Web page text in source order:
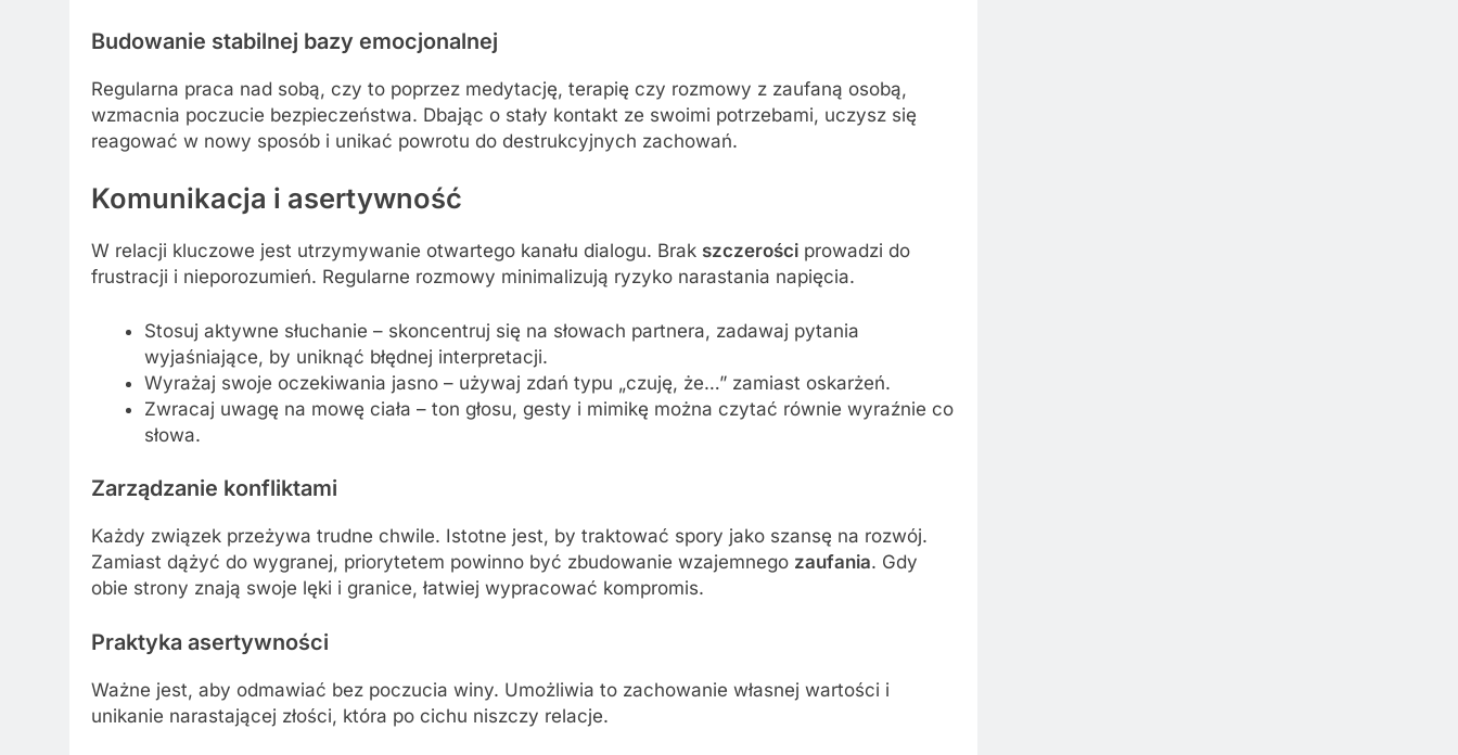
Budowanie stabilnej bazy emocjonalnej
Regularna praca nad sobą, czy to poprzez medytację, terapię czy rozmowy z zaufaną osobą,
wzmacnia poczucie bezpieczeństwa. Dbając o stały kontakt ze swoimi potrzebami, uczysz się
reagować w nowy sposób i unikać powrotu do destrukcyjnych zachowań.
Komunikacja i asertywność
W relacji kluczowe jest utrzymywanie otwartego kanału dialogu. Brak szczerości prowadzi do
frustracji i nieporozumień. Regularne rozmowy minimalizują ryzyko narastania napięcia.
Stosuj aktywne słuchanie – skoncentruj się na słowach partnera, zadawaj pytania
wyjaśniające, by uniknąć błędnej interpretacji.
Wyrażaj swoje oczekiwania jasno – używaj zdań typu „czuję, że…” zamiast oskarżeń.
Zwracaj uwagę na mowę ciała – ton głosu, gesty i mimikę można czytać równie wyraźnie co
słowa.
Zarządzanie konfliktami
Każdy związek przeżywa trudne chwile. Istotne jest, by traktować spory jako szansę na rozwój.
Zamiast dążyć do wygranej, priorytetem powinno być zbudowanie wzajemnego zaufania. Gdy
obie strony znają swoje lęki i granice, łatwiej wypracować kompromis.
Praktyka asertywności
Ważne jest, aby odmawiać bez poczucia winy. Umożliwia to zachowanie własnej wartości i
unikanie narastającej złości, która po cichu niszczy relacje.